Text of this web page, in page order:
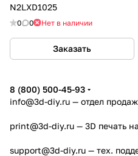
N2LXD1025
0 0 Нет в наличии
Заказать
8 (800) 500-45-93
info@3d-diy.ru — отдел продаж
print@3d-diy.ru — 3D печать
support@3d-diy.ru — тех.